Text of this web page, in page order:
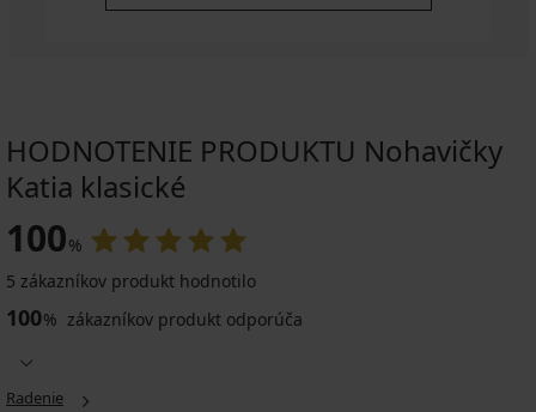
HODNOTENIE PRODUKTU Nohavičky
Katia klasické
100%
5 zákazníkov produkt hodnotilo
100% zákazníkov produkt odporúča
Radenie